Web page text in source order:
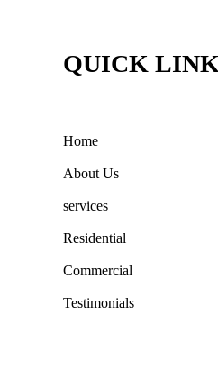
QUICK
Home
About Us
services
Residential
Commercial
Testimonials